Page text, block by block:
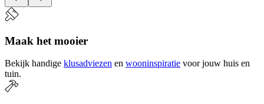
Maak het mooier
Bekijk handige klusadviezen en wooninspiratie voor jouw huis en
tuin.